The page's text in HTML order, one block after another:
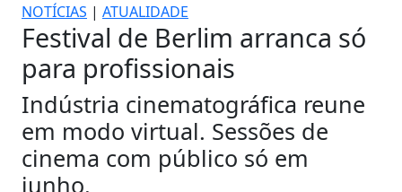
NOTÍCIAS | ATUALIDADE
Festival de Berlim arranca só
para profissionais
Indústria cinematográfica reune
em modo virtual. Sessões de
cinema com público só em
junho.